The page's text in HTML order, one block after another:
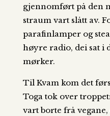
gjennomført på den
straum vart slått av.
parafinlamper og
høyre radio, dei sat i
mørker.
Til Kvam kom det
Toga tok over
vart borte frå